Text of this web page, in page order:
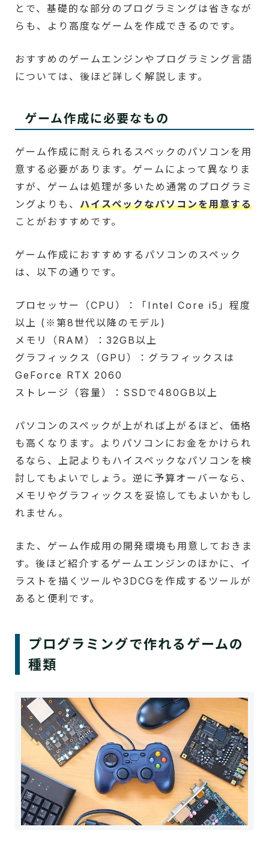
とで、基礎的な部分のプログラミングは省きなが
らも、より高度なゲームを作成できるのです。
おすすめのゲームエンジンやプログラミング言語
については、後ほど詳しく解説します。
ゲーム作成に必要なもの
ゲーム作成に耐えられるスペックのパソコンを用
意する必要があります。ゲームによって異なりま
すが、ゲームは処理が多いため通常のプログラミ
ングよりも、 ハイスペックなパソコンを用意する
ことがおすすめです。
ゲーム作成におすすめするパソコンのスペック
は、以下の通りです。
プロセッサー（CPU）：「Intel Core i5」程度
以上 (※第8世代以降のモデル)
メモリ（RAM）：32GB以上
グラフィックス（GPU）：グラフィックスは
GeForce RTX 2060
ストレージ（容量）：SSDで480GB以上
パソコンのスペックが上がれば上がるほど、価格
も高くなります。よりパソコンにお金をかけられ
るなら、上記よりもハイスペックなパソコンを検
討してもよいでしょう。逆に予算オーバーなら、
メモリやグラフィックスを妥協してもよいかもし
れません。
また、ゲーム作成用の開発環境も用意しておきま
す。後ほど紹介するゲームエンジンのほかに、イ
ラストを描くツールや3DCGを作成するツールが
あると便利です。
プログラミングで作れるゲームの
種類